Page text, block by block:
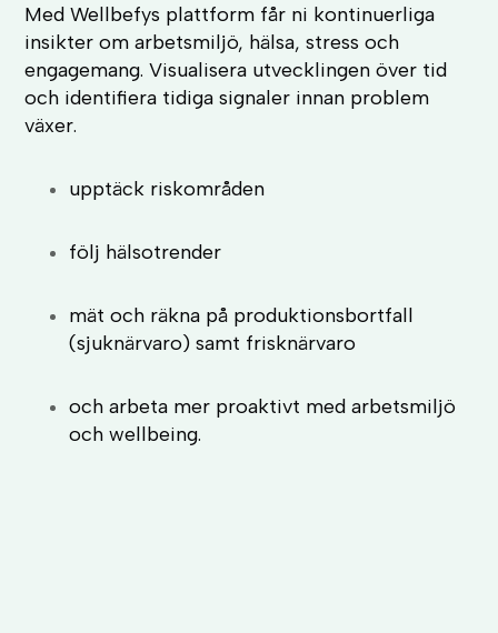
Med Wellbefys plattform får ni kontinuerliga
insikter om arbetsmiljö, hälsa, stress och
engagemang. Visualisera utvecklingen över tid
och identifiera tidiga signaler innan problem
växer.
upptäck riskområden
följ hälsotrender
mät och räkna på produktionsbortfall
(sjuknärvaro) samt frisknärvaro
och arbeta mer proaktivt med arbetsmiljö
och wellbeing.